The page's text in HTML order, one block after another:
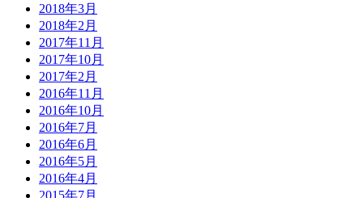
2018年3月
2018年2月
2017年11月
2017年10月
2017年2月
2016年11月
2016年10月
2016年7月
2016年6月
2016年5月
2016年4月